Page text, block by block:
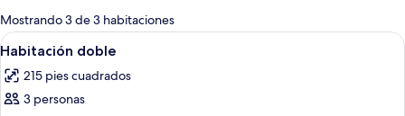
para
las
habitaciones
Mostrando 3 de 3 habitaciones
Abrir
todas
las
fotos
Minibar, caja de seguridad en la
18
Habitación doble
215 pies cuadrados
3 personas